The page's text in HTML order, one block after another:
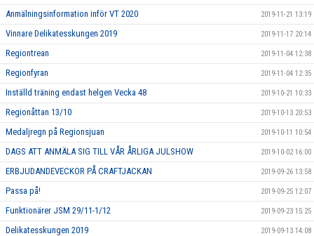
Anmälningsinformation inför VT 2020 2019-11-21 13:19
Vinnare Delikatesskungen 2019 2019-11-17 20:14
Regiontrean 2019-11-04 12:38
Regionfyran 2019-11-04 12:35
Inställd träning endast helgen Vecka 48 2019-10-21 10:33
Regionåttan 13/10 2019-10-13 20:53
Medaljregn på Regionsjuan 2019-10-11 10:54
DAGS ATT ANMÄLA SIG TILL VÅR ÅRLIGA JULSHOW 2019-10-02 16:00
ERBJUDANDEVECKOR PÅ CRAFTJACKAN 2019-09-26 13:58
Passa på! 2019-09-25 12:07
Funktionärer JSM 29/11-1/12 2019-09-23 15:25
Delikatesskungen 2019 2019-09-13 14:08